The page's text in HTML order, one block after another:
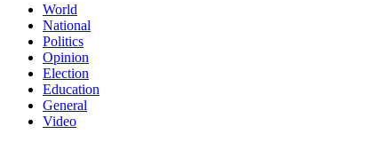
World
National
Politics
Opinion
Election
Education
General
Video